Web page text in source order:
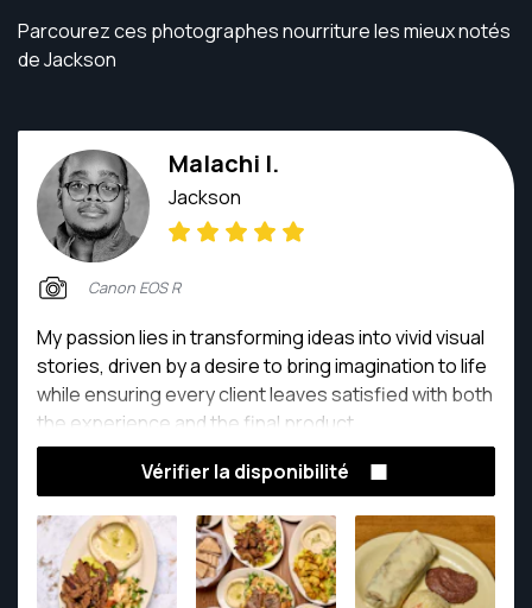
Parcourez ces photographes nourriture les mieux notés
de Jackson
Malachi I.
Jackson
Canon EOS R
My passion lies in transforming ideas into vivid visual
stories, driven by a desire to bring imagination to life
while ensuring every client leaves satisfied with both
the experience and the final product.
Vérifier la disponibilité